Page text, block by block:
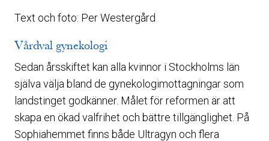
Text och foto: Per Westergård
Vårdval gynekologi
Sedan årsskiftet kan alla kvinnor i Stockholms län
själva välja bland de gynekologimottagningar som
landstinget godkänner. Målet för reformen är att
skapa en ökad valfrihet och bättre tillgänglighet. På
Sophiahemmet finns både Ultragyn och flera